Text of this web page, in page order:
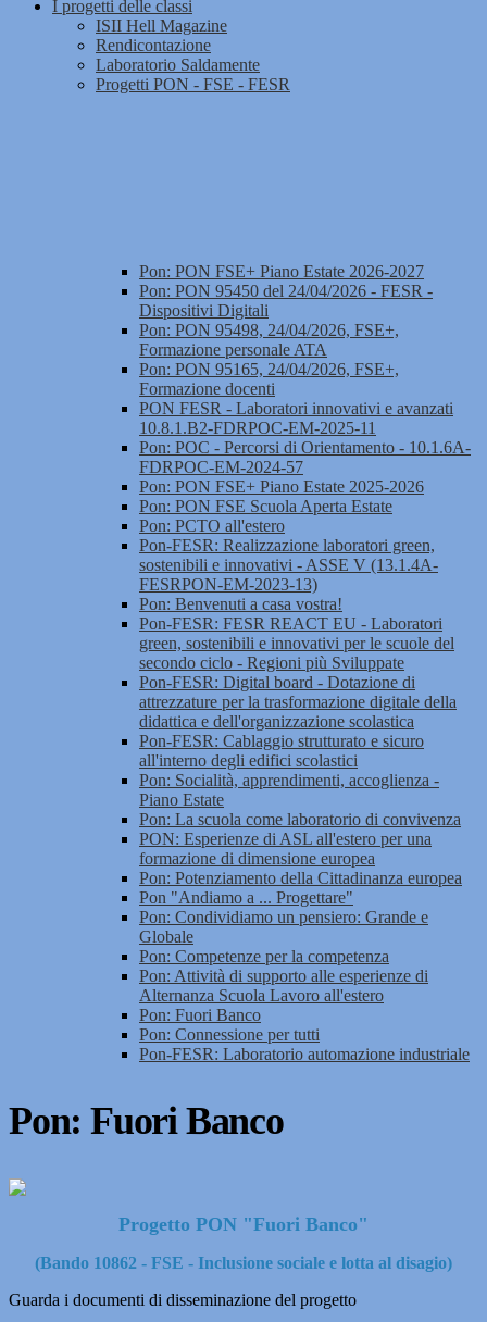
I progetti delle classi
ISII Hell Magazine
Rendicontazione
Laboratorio Saldamente
Progetti PON - FSE - FESR
Pon: PON FSE+ Piano Estate 2026-2027
Pon: PON 95450 del 24/04/2026 - FESR -
Dispositivi Digitali
Pon: PON 95498, 24/04/2026, FSE+,
Formazione personale ATA
Pon: PON 95165, 24/04/2026, FSE+,
Formazione docenti
PON FESR - Laboratori innovativi e avanzati
10.8.1.B2-FDRPOC-EM-2025-11
Pon: POC - Percorsi di Orientamento - 10.1.6A-
FDRPOC-EM-2024-57
Pon: PON FSE+ Piano Estate 2025-2026
Pon: PON FSE Scuola Aperta Estate
Pon: PCTO all'estero
Pon-FESR: Realizzazione laboratori green,
sostenibili e innovativi - ASSE V (13.1.4A-
FESRPON-EM-2023-13)
Pon: Benvenuti a casa vostra!
Pon-FESR: FESR REACT EU - Laboratori
green, sostenibili e innovativi per le scuole del
secondo ciclo - Regioni più Sviluppate
Pon-FESR: Digital board - Dotazione di
attrezzature per la trasformazione digitale della
didattica e dell'organizzazione scolastica
Pon-FESR: Cablaggio strutturato e sicuro
all'interno degli edifici scolastici
Pon: Socialità, apprendimenti, accoglienza -
Piano Estate
Pon: La scuola come laboratorio di convivenza
PON: Esperienze di ASL all'estero per una
formazione di dimensione europea
Pon: Potenziamento della Cittadinanza europea
Pon "Andiamo a ... Progettare"
Pon: Condividiamo un pensiero: Grande e
Globale
Pon: Competenze per la competenza
Pon: Attività di supporto alle esperienze di
Alternanza Scuola Lavoro all'estero
Pon: Fuori Banco
Pon: Connessione per tutti
Pon-FESR: Laboratorio automazione industriale
Pon: Fuori Banco
Progetto PON "Fuori Banco"
(Bando 10862 - FSE - Inclusione sociale e lotta al disagio)
Guarda i documenti di disseminazione del progetto